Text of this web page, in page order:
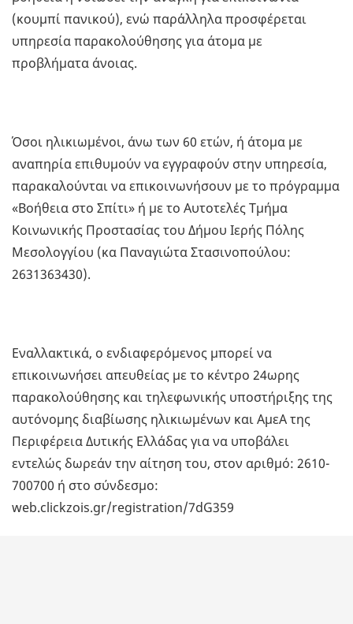
(κουμπί πανικού), ενώ παράλληλα προσφέρεται
υπηρεσία παρακολούθησης για άτομα με
προβλήματα άνοιας.
Όσοι ηλικιωμένοι, άνω των 60 ετών, ή άτομα με
αναπηρία επιθυμούν να εγγραφούν στην υπηρεσία,
παρακαλούνται να επικοινωνήσουν με το πρόγραμμα
«Βοήθεια στο Σπίτι» ή με το Αυτοτελές Τμήμα
Κοινωνικής Προστασίας του Δήμου Ιερής Πόλης
Μεσολογγίου (κα Παναγιώτα Στασινοπούλου:
2631363430).
Εναλλακτικά, ο ενδιαφερόμενος μπορεί να
επικοινωνήσει απευθείας με το κέντρο 24ωρης
παρακολούθησης και τηλεφωνικής υποστήριξης της
αυτόνομης διαβίωσης ηλικιωμένων και ΑμεΑ της
Περιφέρεια Δυτικής Ελλάδας για να υποβάλει
εντελώς δωρεάν την αίτηση του, στον αριθμό: 2610-
700700 ή στο σύνδεσμο:
web.clickzois.gr/registration/7dG359